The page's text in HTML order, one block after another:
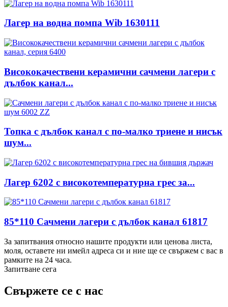
Лагер на водна помпа Wib 1630111
Висококачествени керамични сачмени лагери с
дълбок канал...
Топка с дълбок канал с по-малко триене и нисък
шум...
Лагер 6202 с високотемпературна грес за...
85*110 Сачмени лагери с дълбок канал 61817
За запитвания относно нашите продукти или ценова листа,
моля, оставете ни имейл адреса си и ние ще се свържем с вас в
рамките на 24 часа.
Запитване сега
Свържете се с нас